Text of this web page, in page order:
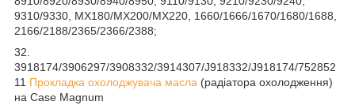
9310/9330, MX180/MX200/MX220, 1660/1666/1670/1680/1688,
2166/2188/2365/2366/2388;
32.
3918174/3906297/3908332/3914307/J918332/J918174/752852
11 Прокладка охолоджувача масла (радіатора охолодження)
на Case Magnum